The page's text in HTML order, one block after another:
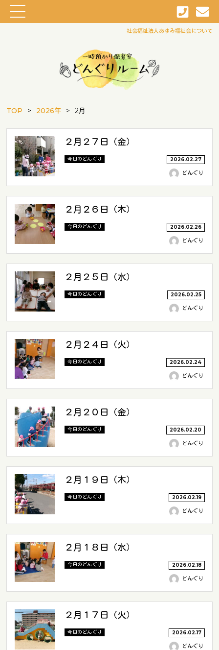
社会福祉法人あゆみ福祉会について
TOP 2026年 2月
２月２７日（金）
今日のどんぐり 2026.02.27
どんぐり
２月２６日（木）
今日のどんぐり 2026.02.26
どんぐり
２月２５日（水）
今日のどんぐり 2026.02.25
どんぐり
２月２４日（火）
今日のどんぐり 2026.02.24
どんぐり
２月２０日（金）
今日のどんぐり 2026.02.20
どんぐり
２月１９日（木）
今日のどんぐり 2026.02.19
どんぐり
２月１８日（水）
今日のどんぐり 2026.02.18
どんぐり
２月１７日（火）
今日のどんぐり 2026.02.17
どんぐり